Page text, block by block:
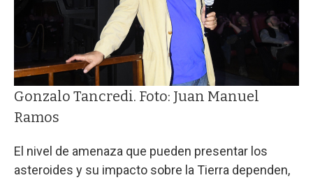
Gonzalo Tancredi. Foto: Juan Manuel
Ramos
El nivel de amenaza que pueden presentar los
asteroides y su impacto sobre la Tierra dependen,